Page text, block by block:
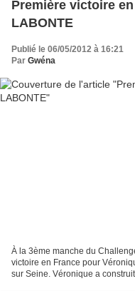
Première victoire
LABONTE
Publié le 06/05/2012 à 16:21
Par Gwéna
À la 3ème manche du
victoire en France pour
sur Seine. Véronique a